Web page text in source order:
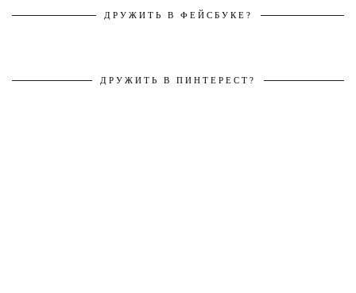
ДРУЖИТЬ В ФЕЙСБУКЕ?
ДРУЖИТЬ В ПИНТЕРЕСТ?